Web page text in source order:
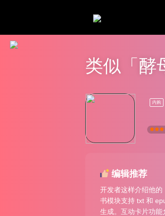
类似「酵
内购
编辑推荐
开发者这样介绍他的
书模块支持 txt 和
生成。互动卡片功